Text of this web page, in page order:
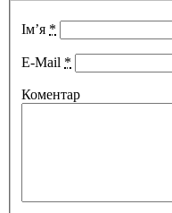
Ім’я *
E-Mail *
Коментар